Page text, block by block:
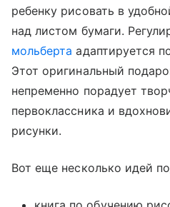
ребенку рисовать в
над листом бумаги.
мольберта адаптируется
Этот оригинальный
непременно порадует
первоклассника и
рисунки.
Вот еще несколько идей